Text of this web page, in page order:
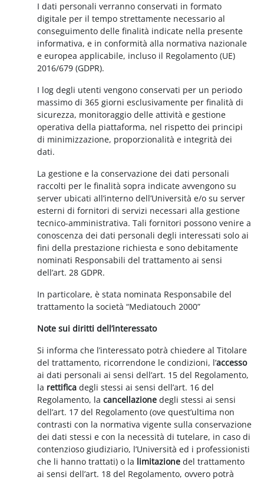
I dati personali verranno conservati in formato
digitale per il tempo strettamente necessario al
conseguimento delle finalità indicate nella presente
informativa, e in conformità alla normativa nazionale
e europea applicabile, incluso il Regolamento (UE)
2016/679 (GDPR).
I log degli utenti vengono conservati per un periodo
massimo di 365 giorni esclusivamente per finalità di
sicurezza, monitoraggio delle attività e gestione
operativa della piattaforma, nel rispetto dei principi
di minimizzazione, proporzionalità e integrità dei
dati.
La gestione e la conservazione dei dati personali
raccolti per le finalità sopra indicate avvengono su
server ubicati all’interno dell’Università e/o su server
esterni di fornitori di servizi necessari alla gestione
tecnico-amministrativa. Tali fornitori possono venire a
conoscenza dei dati personali degli interessati solo ai
fini della prestazione richiesta e sono debitamente
nominati Responsabili del trattamento ai sensi
dell’art. 28 GDPR.
In particolare, è stata nominata Responsabile del
trattamento la società “Mediatouch 2000”
Note sui diritti dell’interessato
Si informa che l’interessato potrà chiedere al Titolare
del trattamento, ricorrendone le condizioni, l’accesso
ai dati personali ai sensi dell’art. 15 del Regolamento,
la rettificadegli stessi ai sensi dell’art. 16 del
Regolamento, lacancellazione degli stessi ai sensi
dell’art. 17 del Regolamento (ove quest’ultima non
contrasti con la normativa vigente sulla conservazione
dei dati stessi e con la necessità di tutelare, in caso di
contenzioso giudiziario, l’Università ed i professionisti
che li hanno trattati) o la limitazione del trattamento
ai sensi dell’art. 18 del Regolamento, ovvero potrà